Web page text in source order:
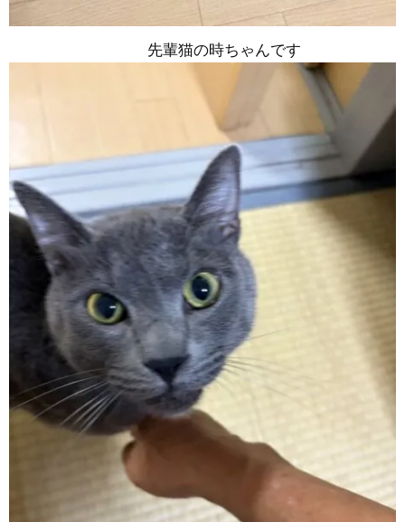
先輩猫の時ちゃんです